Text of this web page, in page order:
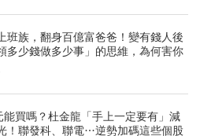
班族，翻身百億富爸爸！變有錢人後
多少錢做多少事」的思維，為何害你
買嗎？杜金龍「手上一定要有」減
！聯發科、聯電…逆勢加碼這些個股